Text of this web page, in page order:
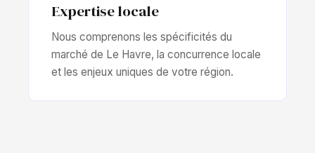
Expertise locale
Nous comprenons les spécificités du
marché de Le Havre, la concurrence locale
et les enjeux uniques de votre région.